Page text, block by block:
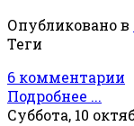
Опубликовано в
Теги
6 комментарии
Подробнее ...
Суббота, 10